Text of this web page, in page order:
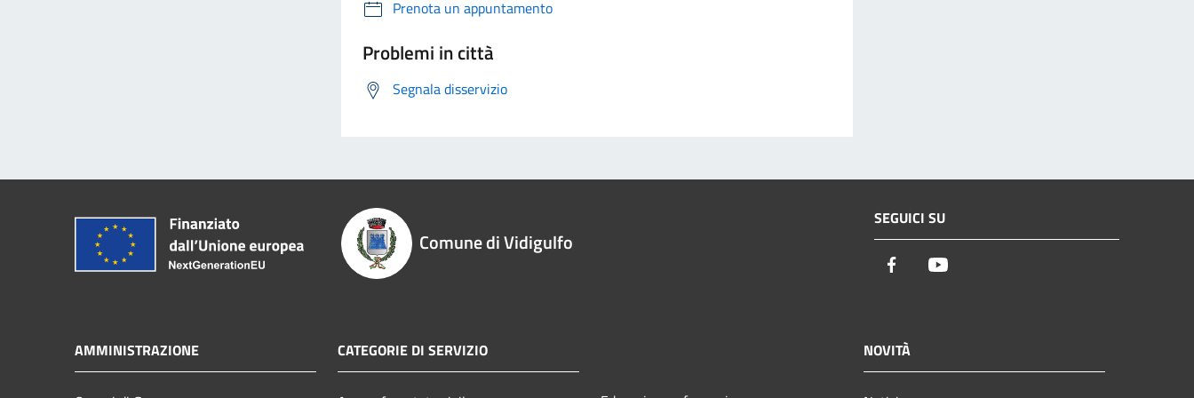
Prenota un appuntamento
Problemi in città
Segnala disservizio
Comune di Vidigulfo
SEGUICI SU
Facebook
AMMINISTRAZIONE CATEGORIE DI SERVIZIO NOVITÀ